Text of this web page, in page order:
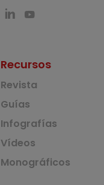
Recursos
Revista
Guías
Infografías
Vídeos
Monográficos